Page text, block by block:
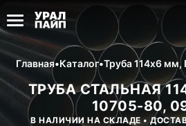
Главная•Каталог•Труба 114x6
ТРУБА СТАЛЬНАЯ
10705-80,
В НАЛИЧИИ НА СКЛАДЕ •